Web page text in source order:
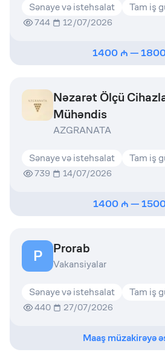
Sənaye və istehsalat Tam iş
744 12/07/2026
1400 —
Nəzarət Ölçü
Mühəndis
AZGRANATA
Sənaye və istehsalat Tam iş
739 14/07/2026
1400 —
P Prorab
Vakansiyalar
Sənaye və istehsalat Tam iş
440 27/07/2026
Maaş müzakirəyə